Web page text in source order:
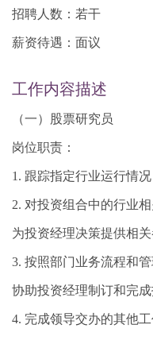
招聘人数：若干
薪资待遇：面议
工作内容描述
（一）股票研究员
岗位职责：
1. 跟踪指定行业运行情
2. 对投资组合中的行业
为投资经理决策提供相关
3. 按照部门业务流程和
协助投资经理制订和完成
4. 完成领导交办的其他工